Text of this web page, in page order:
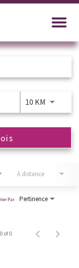
10 KM
À distance
Pertinence
Par
0 of 0